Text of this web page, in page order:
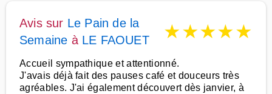
Avis sur Le Pain de la
Semaine à LE FAOUET ★★★★★
Accueil sympathique et attentionné.
J'avais déjà fait des pauses café et douceurs très
agréables. J'ai également découvert dès janvier, à